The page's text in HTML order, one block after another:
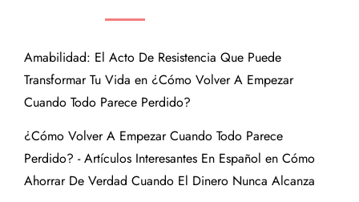
Amabilidad: El Acto De Resistencia Que Puede
Transformar Tu Vida en ¿Cómo Volver A Empezar
Cuando Todo Parece Perdido?
¿Cómo Volver A Empezar Cuando Todo Parece
Perdido? - Artículos Interesantes En Español en Cómo
Ahorrar De Verdad Cuando El Dinero Nunca Alcanza